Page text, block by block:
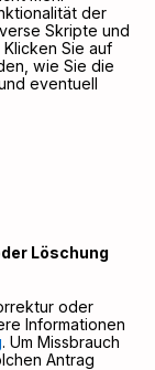
der
Skripte und
Sie auf
wie Sie die
eventuell
Löschung
oder
Informationen
. Um Missbrauch
Antrag